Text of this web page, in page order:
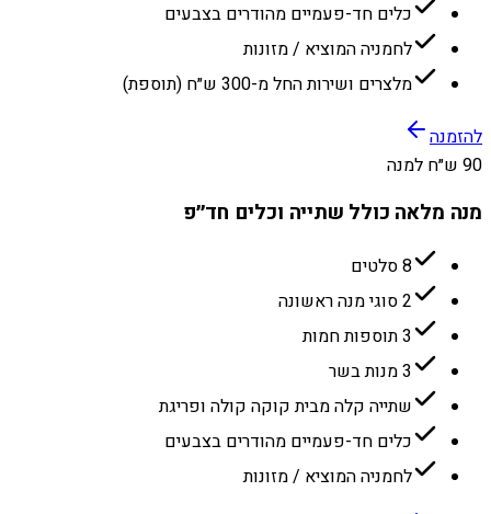
כלים חד-פעמיים מהודרים בצבעים
לחמניה המוציא / מזונות
מלצרים ושירות החל מ-300 ש״ח (תוספת)
להזמנה
90 ש״ח למנה
מנה מלאה כולל שתייה וכלים חד״פ
8 סלטים
2 סוגי מנה ראשונה
3 תוספות חמות
3 מנות בשר
שתייה קלה מבית קוקה קולה ופריגת
כלים חד-פעמיים מהודרים בצבעים
לחמניה המוציא / מזונות